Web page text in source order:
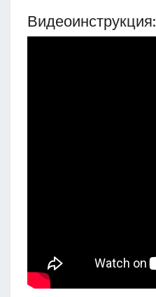
Видеоинструкция: